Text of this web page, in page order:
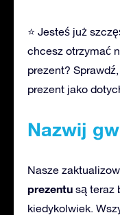
⭐ Jesteś już
chcesz otrzymać
prezent?
prezent jako
Nazwij
Nasze
prezentu są teraz
kiedykolwiek.